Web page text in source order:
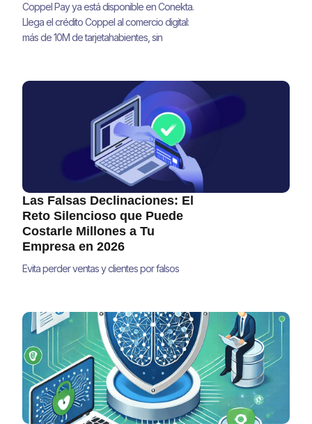
Coppel Pay ya está disponible en Conekta.
Llega el crédito Coppel al comercio digital:
más de 10M de tarjetahabientes, sin
Las Falsas Declinaciones: El
Reto Silencioso que Puede
Costarle Millones a Tu
Empresa en 2026
Evita perder ventas y clientes por falsos
declinaciones y mejorar tus ingresos en
2025.